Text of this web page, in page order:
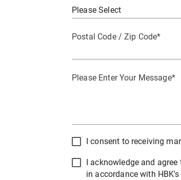
Postal Code / Zip Code*
Please Enter Your Message*
I consent to receiving
I acknowledge and
in accordance with HBK's